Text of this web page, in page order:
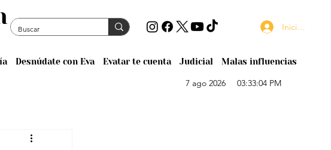
Desnúdate con Eva Evatar te cuenta Judicial Malas influencias
Iniciar sesión
7 ago 2026 03:33:04 PM